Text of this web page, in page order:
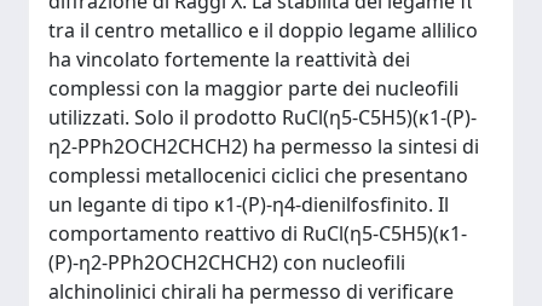
tra il centro metallico e il doppio legame allilico
ha vincolato fortemente la reattività dei
complessi con la maggior parte dei nucleofili
utilizzati. Solo il prodotto RuCl(η5-C5H5)(κ1-(P)-
η2-PPh2OCH2CHCH2) ha permesso la sintesi di
complessi metallocenici ciclici che presentano
un legante di tipo κ1-(P)-η4-dienilfosfinito. Il
comportamento reattivo di RuCl(η5-C5H5)(κ1-
(P)-η2-PPh2OCH2CHCH2) con nucleofili
alchinolinici chirali ha permesso di verificare